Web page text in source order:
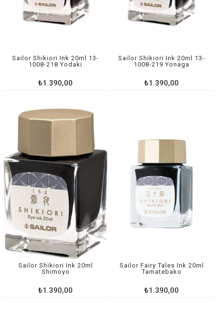
Sailor Shikiori Ink 20ml 13-
1008-218 Yodaki
₺1.390,00
Sailor Shikiori Ink 20ml 13-
1008-219 Yonaga
₺1.390,00
Sailor Shikiori Ink 20ml
Shimoyo
₺1.390,00
Sailor Fairy Tales Ink 20ml
Tamatebako
₺1.390,00